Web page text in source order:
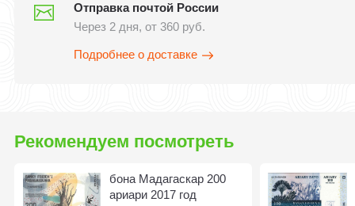
Отправка почтой России
Через 2 дня, от 360 руб.
Подробнее о доставке
Рекомендуем посмотреть
бона Мадагаскар 200
ариари 2017 год